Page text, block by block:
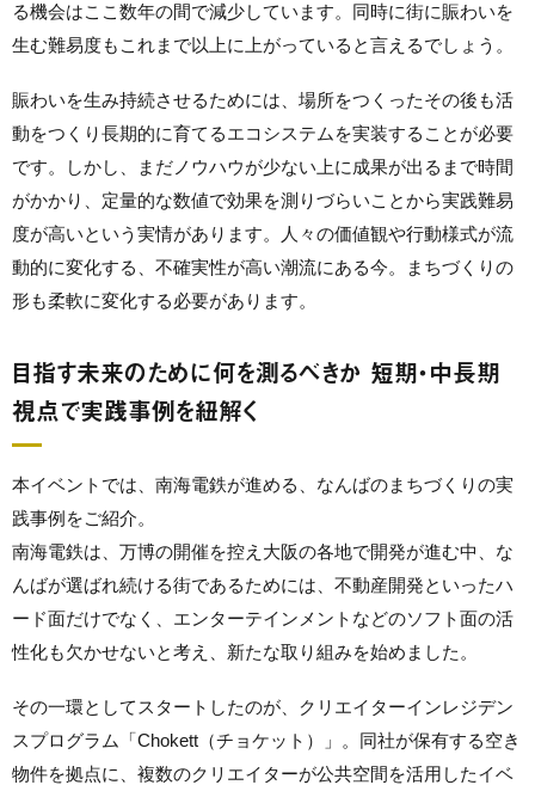
る機会はここ数年の間で減少しています。同時に街に賑わいを
生む難易度もこれまで以上に上がっていると言えるでしょう。
賑わいを生み持続させるためには、場所をつくったその後も活
動をつくり長期的に育てるエコシステムを実装することが必要
です。しかし、まだノウハウが少ない上に成果が出るまで時間
がかかり、定量的な数値で効果を測りづらいことから実践難易
度が高いという実情があります。人々の価値観や行動様式が流
動的に変化する、不確実性が高い潮流にある今。まちづくりの
形も柔軟に変化する必要があります。
目指す未来のために何を測るべきか 短期・中長期
視点で実践事例を紐解く
本イベントでは、南海電鉄が進める、なんばのまちづくりの実
践事例をご紹介。
南海電鉄は、万博の開催を控え大阪の各地で開発が進む中、な
んばが選ばれ続ける街であるためには、不動産開発といったハ
ード面だけでなく、エンターテインメントなどのソフト面の活
性化も欠かせないと考え、新たな取り組みを始めました。
その一環としてスタートしたのが、クリエイターインレジデン
スプログラム「Chokett（チョケット）」。同社が保有する空き
物件を拠点に、複数のクリエイターが公共空間を活用したイベ